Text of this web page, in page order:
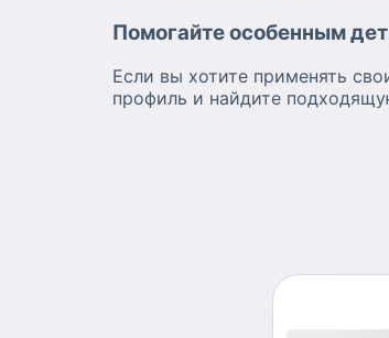
Помогайте особенным
Если вы хотите применять
профиль и найдите